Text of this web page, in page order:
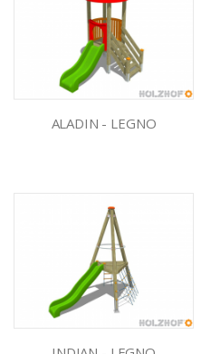
ALADIN - LEGNO